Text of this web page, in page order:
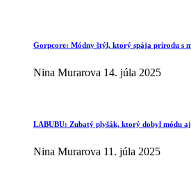
Gorpcore: Módny štýl, ktorý spája prírodu s
Nina Murarova 14. júla 2025
LABUBU: Zubatý plyšák, ktorý dobyl módu
Nina Murarova 11. júla 2025